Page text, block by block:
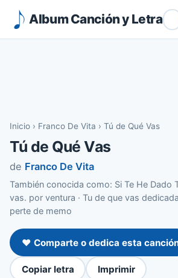
Album Canción y Letra
Inicio › Franco De Vita › Tú de Qué Vas
Tú de Qué Vas
de Franco De Vita
También conocida como: Si Te He Dado
vas. por ventura · Tu de que vas
perte de memo
❤️ Comparte o dedica esta
Copiar letra Imprimir